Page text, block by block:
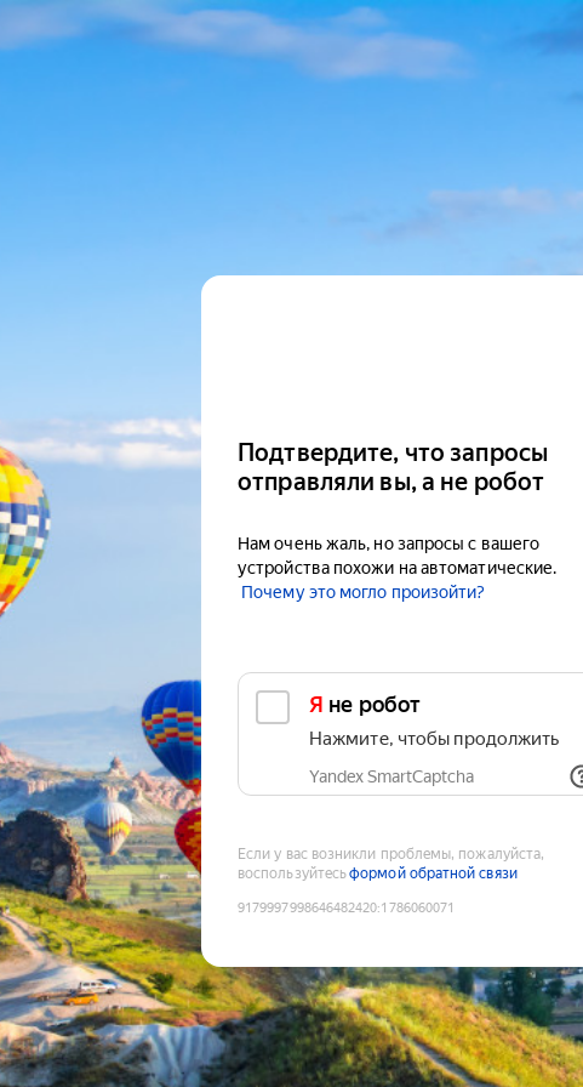
Подтвердите, что запросы
отправляли вы, а не робот
Нам очень жаль, но запросы с вашего
устройства похожи на автоматические.
Почему это могло произойти?
Я не робот
Нажмите, чтобы продолжить
Yandex SmartCaptcha
Если у вас возникли проблемы, пожалуйста,
воспользуйтесьформой обратной связи
9179997998646482420:1786060071